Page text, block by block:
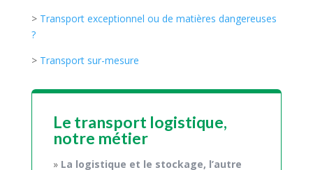
> Transport exceptionnel ou de matières dangereuses
?
> Transport sur-mesure
Le transport logistique,
notre métier
La logistique et le stockage, l’autre